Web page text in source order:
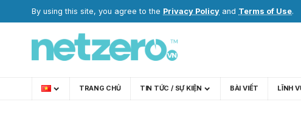
By using this site, you agree to the Privacy Policy and Terms of Use.
TRANG CHỦ TIN TỨC / SỰ KIỆN BÀI VIẾT LĨNH